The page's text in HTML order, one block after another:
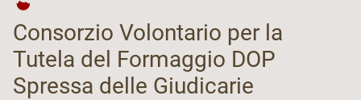
Consorzio Volontario per la
Tutela del Formaggio DOP
Spressa delle Giudicarie